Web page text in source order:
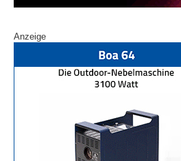
Anzeige